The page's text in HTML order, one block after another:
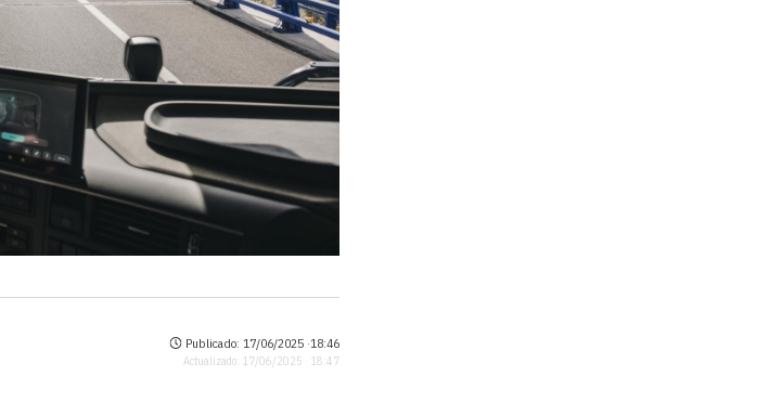
Publicado: 17/06/2025 ·18:46
Actualizado: 17/06/2025 · 18:47